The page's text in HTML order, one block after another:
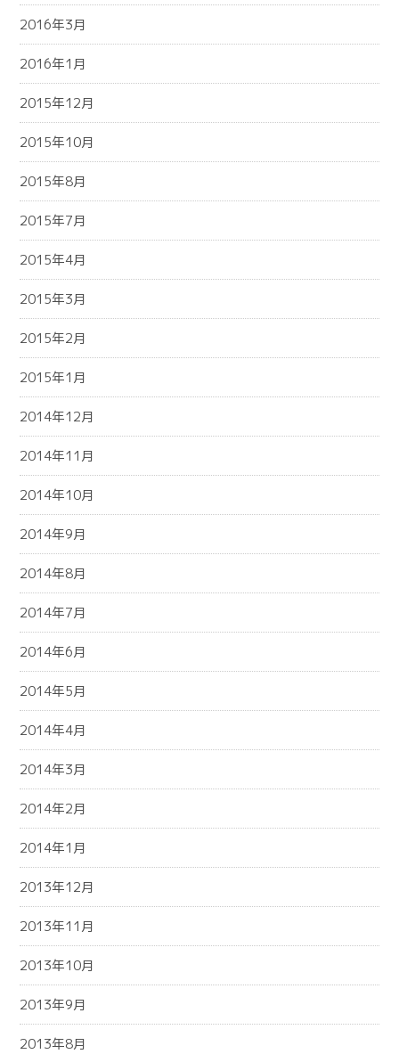
2016年3月
2016年1月
2015年12月
2015年10月
2015年8月
2015年7月
2015年4月
2015年3月
2015年2月
2015年1月
2014年12月
2014年11月
2014年10月
2014年9月
2014年8月
2014年7月
2014年6月
2014年5月
2014年4月
2014年3月
2014年2月
2014年1月
2013年12月
2013年11月
2013年10月
2013年9月
2013年8月